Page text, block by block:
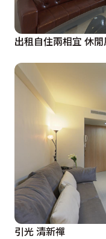
出租自住兩相宜 休
引光 清新禪